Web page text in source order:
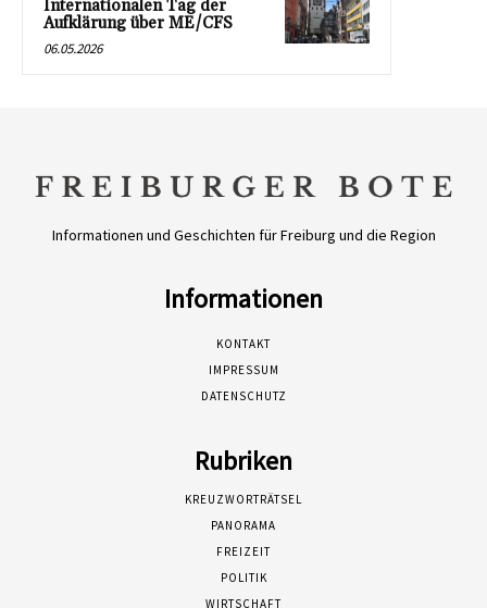
Internationalen Tag der
Aufklärung über ME/CFS
06.05.2026
Informationen und Geschichten für Freiburg und die Region
Informationen
KONTAKT
IMPRESSUM
DATENSCHUTZ
Rubriken
KREUZWORTRÄTSEL
PANORAMA
FREIZEIT
POLITIK
WIRTSCHAFT